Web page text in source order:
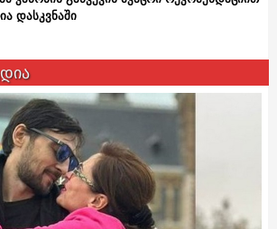
დასკვნაში